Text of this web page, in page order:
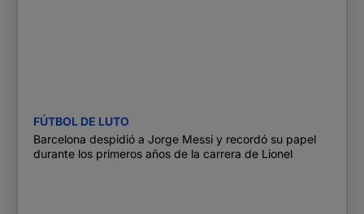
FÚTBOL DE LUTO
Barcelona despidió a Jorge Messi y recordó su papel
durante los primeros años de la carrera de Lionel